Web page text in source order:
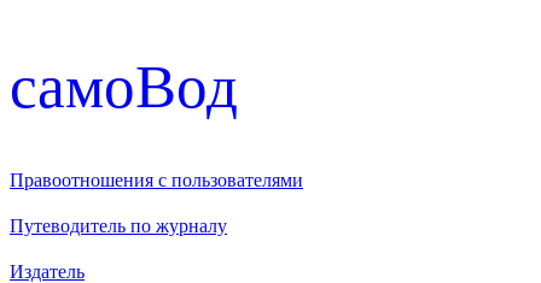
cамоВод
Правоотношения с пользователями
Путеводитель по журналу
Издатель